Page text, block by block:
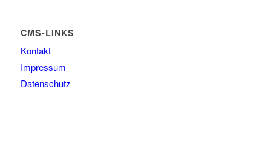
CMS-LINKS
Kontakt
Impressum
Datenschutz